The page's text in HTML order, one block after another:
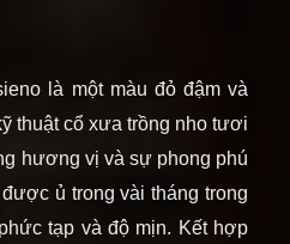
là một màu đỏ đậm và
thuật cổ xưa trồng nho tươi
hương vị và sự phong phú
ủ trong vài tháng trong
tạp và độ mịn. Kết hợp